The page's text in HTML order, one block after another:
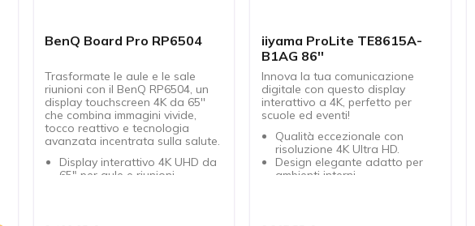
BenQ Board Pro RP6504
Trasformate le aule e le sale
riunioni con il BenQ RP6504, un
display touchscreen 4K da 65''
che combina immagini vivide,
tocco reattivo e tecnologia
avanzata incentrata sulla salute.
Display interattivo 4K UHD da
65" per aule e riunioni
iiyama ProLite TE8615A-
B1AG 86''
Innova la tua comunicazione
digitale con questo display
interattivo a 4K, perfetto per
scuole ed eventi!
Qualità eccezionale con
risoluzione 4K Ultra HD.
Design elegante adatto per
ambienti interni.